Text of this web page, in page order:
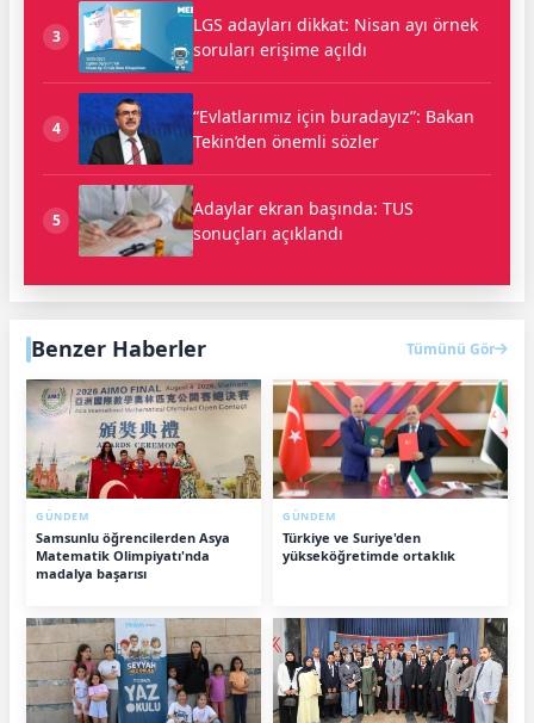
3
LGS adayları dikkat: Nisan ayı örnek
soruları erişime açıldı
4
“Evlatlarımız için buradayız”: Bakan
Tekin’den önemli sözler
5
Adaylar ekran başında: TUS
sonuçları açıklandı
Benzer Haberler Tümünü Gör
GÜNDEM
Samsunlu öğrencilerden Asya
Matematik Olimpiyatı'nda
madalya başarısı
GÜNDEM
Türkiye ve Suriye'den
yükseköğretimde ortaklık